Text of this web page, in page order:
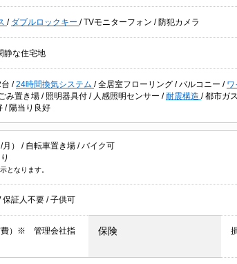
/ ダブルロックキー /TVモニターフォン / 防犯カメラ
静な住宅地
/24時間換気システム /全居室フローリング /バルコニー / ワ
み置き場 / 照明器具付 / 人感照明センサー /耐震構造 /都市ガス
/ 陽当り良好
月） / 自転車置き場 /バイク可
となります。
保証人不要 /子供可
費）※ 管理会社指
保険